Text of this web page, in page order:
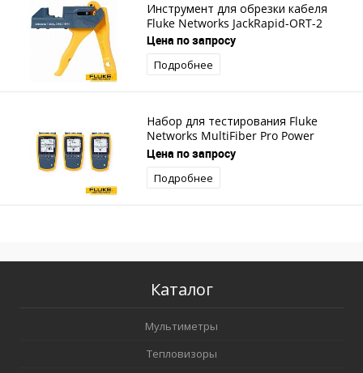
Инструмент для обрезки кабеля
Fluke Networks JackRapid-ORT-2
Цена по запросу
Подробнее
Набор для тестирования Fluke
Networks MultiFiber Pro Power
Meter, 850/1310 Source Kit
Цена по запросу
Подробнее
Каталог
Мультиметры
Тепловизоры